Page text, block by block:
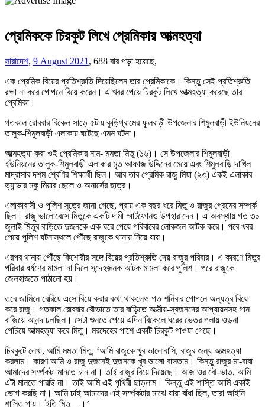
প্রেমিককে চিরকুট লিখে প্রেমিকার আত্মহত্যা
সারাদেশ, 9 August 2021 , 688 বার পড়া হয়েছে,
এক প্রেমিক বিয়ের প্রতিশ্রুতি দিয়েছিলেন তার প্রেমিকাকে। কিন্তু সেই প্রতিশ্রুতি
রক্ষা না করে গোপনে বিয়ে করেন। এ খবর পেয়ে চিরকুট লিখে আত্মহত্যা করেছে তার
প্রেমিকা।
গতকাল রোববার বিকেল সাড়ে ৫টায় কুড়িগ্রামের ফুলবাড়ী উপজেলার শিমুলবাড়ী ইউনিয়নের
তালুক-শিমুলবাড়ী এলাকায় ঘটেছে এমন ঘটনা।
আত্মহত্যা করা ওই প্রেমিকার নাম- মমতা মিতু (১৬)। সে উপজেলার শিমুলবাড়ী
ইউনিয়নের তালুক-শিমুলবাড়ী এলাকার মৃত আফাজ উদ্দিনের মেয়ে এবং শিমুলবাড়ি দাখিল
মাদ্রাসার দশম শ্রেণির শিক্ষার্থী ছিল। আর তার প্রেমিক রাজু মিয়া (২৩) একই এলাকার
ভ্যান্ডার মকু মিয়ার ছেলে ও অনার্সের ছাত্র।
এলাকাবাসী ও পুলিশ সূত্রে জানা গেছে, প্রায় এক বছর ধরে মিতু ও রাজুর প্রেমের সম্পর্ক
ছিল। রাজু ভালোবেসে মিতুকে একটি দামী স্মার্টফোনও উপহার দেন। এ অবস্থায় গত ৩০
জুলাই মিতুর বাড়িতে দুজনকে এক ঘরে পেয়ে পরিবারের লোকজন আটক করে। পরে খবর
পেয়ে পুলিশ ঘটনাস্থলে পৌঁছে রাজুকে থানায় নিয়ে যায়।
এরপর থানায় পৌঁছে কিশোরীর সঙ্গে বিয়ের প্রতিশ্রুতি দেয় রাজুর পরিবার। এ কারণে মিতুর
পরিবার ধর্ষণের মামলা না দিলে সন্দেহজনক আটক মামলা করে পুলিশ। পরে রাজুকে
জেলহাজতে পাঠানো হয়।
তবে জামিনে বেরিয়ে এসে বিয়ে করার কথা থাকলেও গত শনিবার গোপনে অন্যত্র বিয়ে
করে রাজু। গতকাল রোববার বৌভাতে তার বাড়িতে আত্মীয়-স্বজনদের আপ্যায়নসহ গান
বাজিয়ে আনন্দ চলছিল। সেটা শুনতে পেয়ে এদিন বিকেলে ঘরের ভেতর গলায় ওড়না
পেচিয়ে আত্মহত্যা করে মিতু। মরদেহের পাশে একটি চিরকুট পাওয়া গেছে।
চিরকুটে লেখা, আমি মমতা মিতু, ‘আমি রাজুকে খুব ভালোবাসি, রাজুর জন্য আত্মহত্যা
করলাম। কারণ আমি ও রাজু দুজনেই দুজনকে খুব ভালো বাসতাম। কিন্তু রাজুর মা-বাবা
আমাদের সর্ম্পকটা মানতে চান না। তাই রাজুর বিয়ে দিয়েছে। আজ ওর বৌ-ভাত, আমি
এটা মানতে পারছি না। তাই আমি এই পৃথিবী ছাড়লাম। কিন্তু এই শাস্তি আমি একাই
ভোগ করছি না। আমি চাই আমাদের এই সর্ম্পকটার মাঝে যারা বাঁধা ছিল, তারা আইনি
শাস্তি পায়। ইতি মিতু—।’